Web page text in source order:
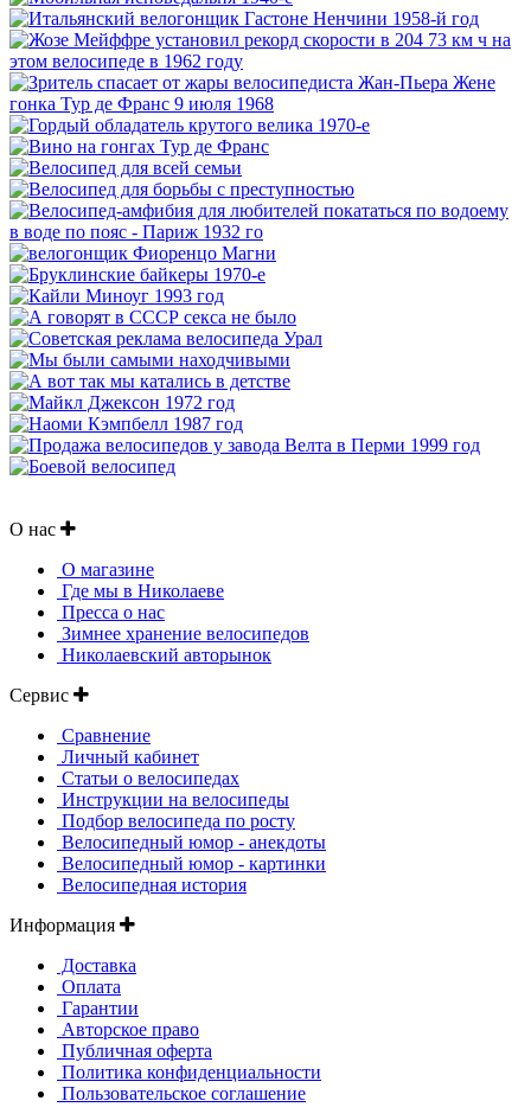
О нас
О магазине
Где мы в Николаеве
Пресса о нас
Зимнее хранение велосипедов
Николаевский авторынок
Сервис
Сравнение
Личный кабинет
Статьи о велосипедах
Инструкции на велосипеды
Подбор велосипеда по росту
Велосипедный юмор - анекдоты
Велосипедный юмор - картинки
Велосипедная история
Информация
Доставка
Оплата
Гарантии
Авторское право
Публичная оферта
Политика конфиденциальности
Пользовательское соглашение